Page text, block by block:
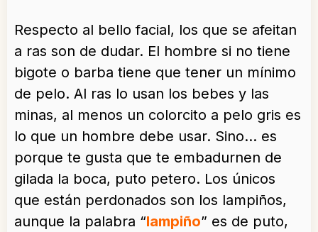
Respecto al bello facial, los que se afeitan
a ras son de dudar. El hombre si no tiene
bigote o barba tiene que tener un mínimo
de pelo. Al ras lo usan los bebes y las
minas, al menos un colorcito a pelo gris es
lo que un hombre debe usar. Sino… es
porque te gusta que te embadurnen de
gilada la boca, puto petero. Los únicos
que están perdonados son los lampiños,
aunque la palabra “lampiño” es de puto,